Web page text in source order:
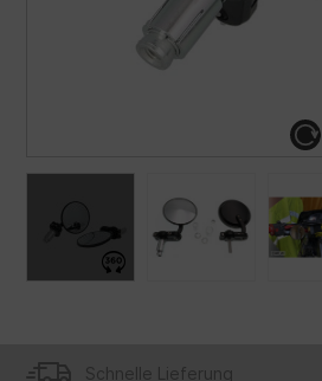
Schnelle Lieferung